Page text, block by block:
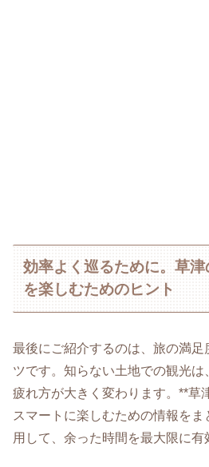
効率よく巡るために。草
を楽しむためのヒント
最後にご紹介するのは、旅の満足
ツです。知らない土地での観光
疲れ方が大きく変わります。**草
スマートに楽しむための情報を
用して、余った時間を最大限に有